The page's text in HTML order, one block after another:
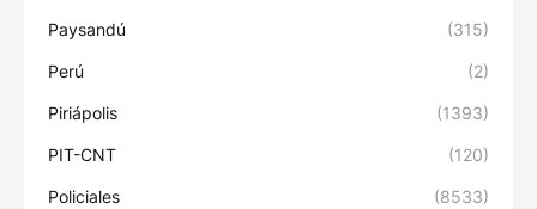
Paysandú (315)
Perú (2)
Piriápolis (1393)
PIT-CNT (120)
Policiales (8533)